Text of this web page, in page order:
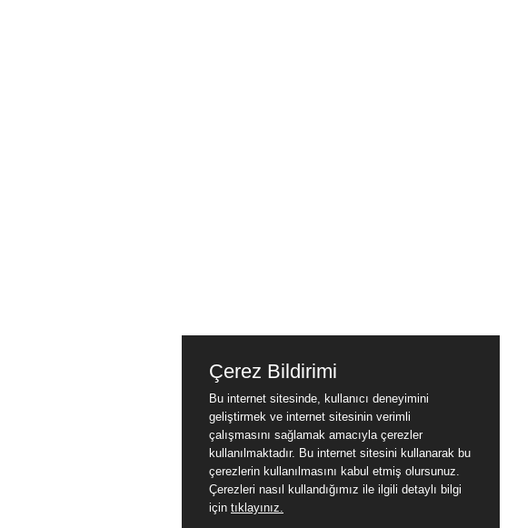
Çerez Bildirimi
Bu internet sitesinde, kullanıcı deneyimini
geliştirmek ve internet sitesinin verimli
çalışmasını sağlamak amacıyla çerezler
kullanılmaktadır. Bu internet sitesini kullanarak bu
çerezlerin kullanılmasını kabul etmiş olursunuz.
Çerezleri nasıl kullandığımız ile ilgili detaylı bilgi
için tıklayınız.